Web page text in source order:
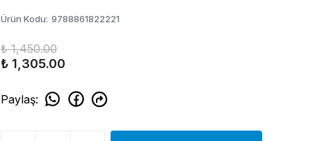
Ürün Kodu: 9788861822221
₺ 1,450.00
₺ 1,305.00
Paylaş: